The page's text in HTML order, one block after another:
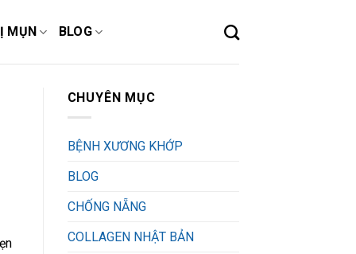
MỤN BLOG
CHUYÊN MỤC
BỆNH XƯƠNG KHỚP
BLOG
CHỐNG NẴNG
COLLAGEN NHẬT BẢN